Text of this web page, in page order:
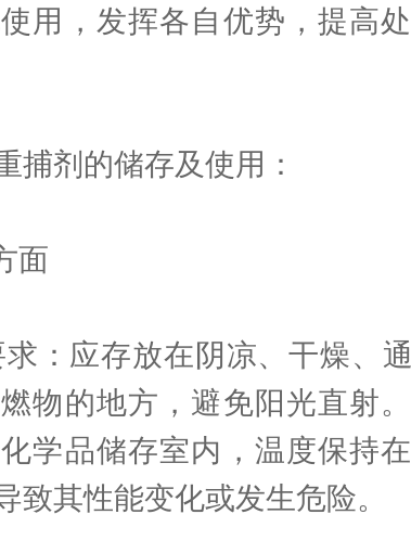
用，发挥各自优势，提高
剂的储存及使用：
面
应存放在阴凉、干燥、
物的地方，避免阳光直射。
学品储存室内，温度保持
致其性能变化或发生危险。